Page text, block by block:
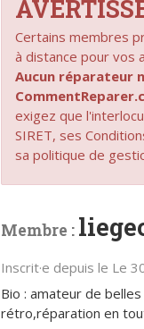
Certains membres
à distance pour vos
Aucun réparateur
exigez que
SIRET, ses
sa politique de
Membre :
Inscrit·e depuis le Le
Bio : amateur de
rétro,réparation en